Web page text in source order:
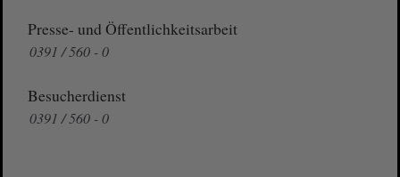
Presse- und Öffentlichkeitsarbeit
0391 / 560 - 0
Besucherdienst
0391 / 560 - 0